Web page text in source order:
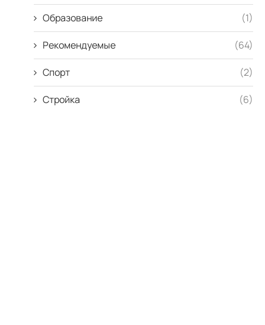
Образование (1)
Рекомендуемые (64)
Спорт (2)
Стройка (6)